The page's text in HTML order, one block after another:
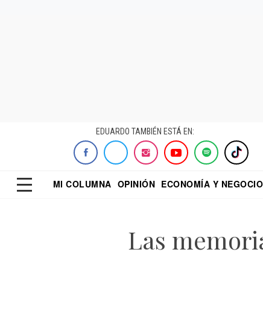
EDUARDO TAMBIÉN ESTÁ EN:
MI COLUMNA OPINIÓN ECONOMÍA Y
Las